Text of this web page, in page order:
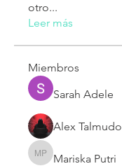
otro...
Leer más
Miembros
Sarah Adele
Alex Talmudo
Mariska Putri
Mariska Putri